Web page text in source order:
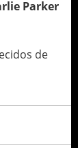
Parker
de